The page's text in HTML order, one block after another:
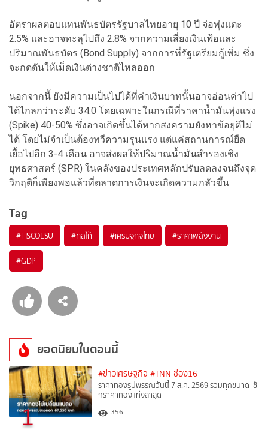
อัตราผลตอบแทนพันธบัตรรัฐบาลไทยอายุ 10 ปี จ่อพุ่งแตะ
2.5% และอาจทะลุไปถึง 2.8% จากความเสี่ยงเงินเฟ้อและ
ปริมาณพันธบัตร (Bond Supply) จากการที่รัฐเตรียมกู้เพิ่ม ซึ่ง
จะกดดันให้เม็ดเงินต่างชาติไหลออก
นอกจากนี้ ยังมีความเป็นไปได้ที่ค่าเงินบาทนั้นอาจอ่อนค่าไป
ได้ไกลกว่าระดับ 34.0 โดยเฉพาะในกรณีที่ราคาน้ำมันพุ่งแรง
(Spike) 40-50% ซึ่งอาจเกิดขึ้นได้หากสงครามยังหาข้อยุติไม่
ได้ โดยไม่จำเป็นต้องทวีความรุนแรง แต่แค่สถานการณ์ยืด
เยื้อไปอีก 3-4 เดือน อาจส่งผลให้ปริมาณน้ำมันสำรองเชิง
ยุทธศาสตร์ (SPR) ในคลังของประเทศหลักปรับลดลงจนถึงจุด
วิกฤติก็เพียงพอแล้วที่ตลาดการเงินจะเกิดความกลัวขึ้น
Tag
#TISCOESU #ทิสโก้ #เศรษฐกิจไทย #ราคาพลังงาน
#GDP
ยอดนิยมในตอนนี้
1
#ข่าวเศรษฐกิจ #TNN ช่อง16
ราคาทองรูปพรรณวันนี้ 7 ส.ค. 2569 รวมทุกขนาด เช็
กราคาทองแท่งล่าสุด
356